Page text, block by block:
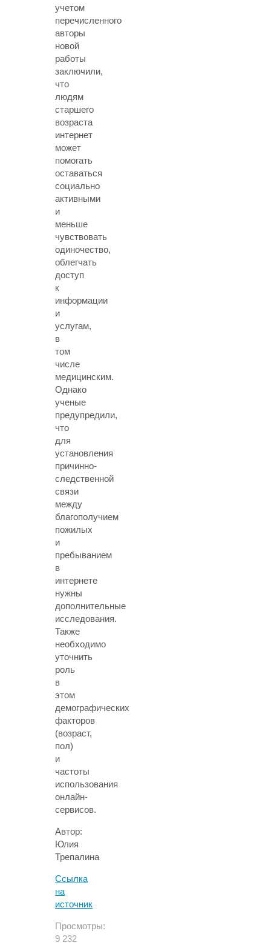
учетом
перечисленного
авторы
новой
работы
заключили,
что
людям
старшего
возраста
интернет
может
помогать
оставаться
социально
активными
и
меньше
чувствовать
одиночество,
облегчать
доступ
к
информации
и
услугам,
в
том
числе
медицинским.
Однако
ученые
предупредили,
что
для
установления
причинно-
следственной
связи
между
благополучием
пожилых
и
пребыванием
в
интернете
нужны
дополнительные
исследования.
Также
необходимо
уточнить
роль
в
этом
демографических
факторов
(возраст,
пол)
и
частоты
использования
онлайн-
сервисов.
Автор:
Юлия
Трепалина
Ссылка
на
источник
Просмотры:
9 232